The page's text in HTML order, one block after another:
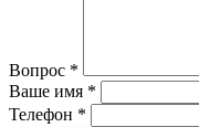
Вопрос *
Ваше имя *
Телефон *